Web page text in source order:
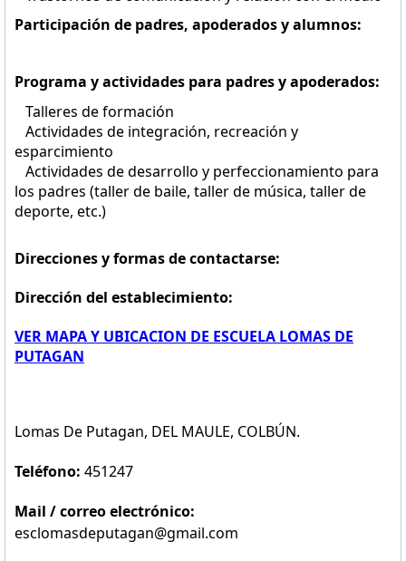
Participación de padres, apoderados y alumnos:
Programa y actividades para padres y apoderados:
Talleres de formación
Actividades de integración, recreación y
esparcimiento
Actividades de desarrollo y perfeccionamiento para
los padres (taller de baile, taller de música, taller de
deporte, etc.)
Direcciones y formas de contactarse:
Dirección del establecimiento:
VER MAPA Y UBICACION DE ESCUELA LOMAS DE
PUTAGAN
Lomas De Putagan, DEL MAULE, COLBÚN.
Teléfono: 451247
Mail / correo electrónico:
esclomasdeputagan@gmail.com